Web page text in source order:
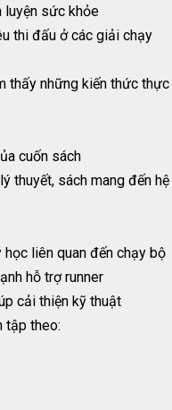
luyện sức khỏe
thi đấu ở các giải chạy
thấy những kiến thức
cuốn sách
thuyết, sách mang đến
học liên quan đến chạy bộ
hỗ trợ runner
cải thiện kỹ thuật
tập theo: